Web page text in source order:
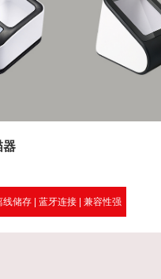
器
储存 | 蓝牙连接 | 兼容性强